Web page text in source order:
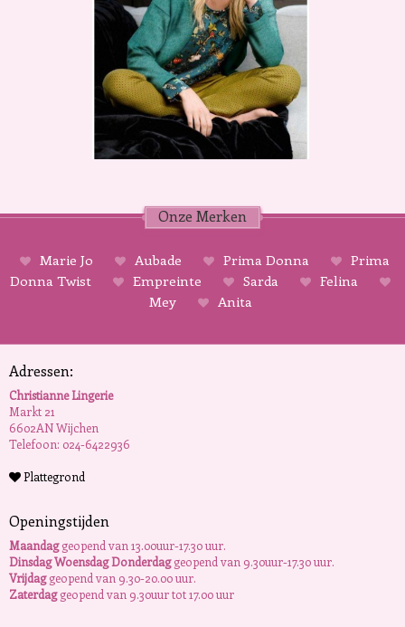
Onze Merken
Marie Jo Aubade Prima Donna
Prima
Donna Twist
Empreinte Sarda
Felina
Mey
Anita
Adressen:
Christianne Lingerie
Markt 21
6602AN Wijchen
Telefoon: 024-6422936
Plattegrond
Openingstijden
Maandaggeopend van 13.00uur-17.30 uur.
Dinsdag Woensdag Donderdaggeopend van 9.30uur-17.30 uur.
Vrijdaggeopend van 9.30-20.00 uur.
Zaterdaggeopend van 9.30uur tot 17.00 uur